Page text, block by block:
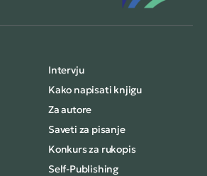
Intervju
Kako napisati knjigu
Za autore
Saveti za pisanje
Konkurs za rukopis
Self-Publishing